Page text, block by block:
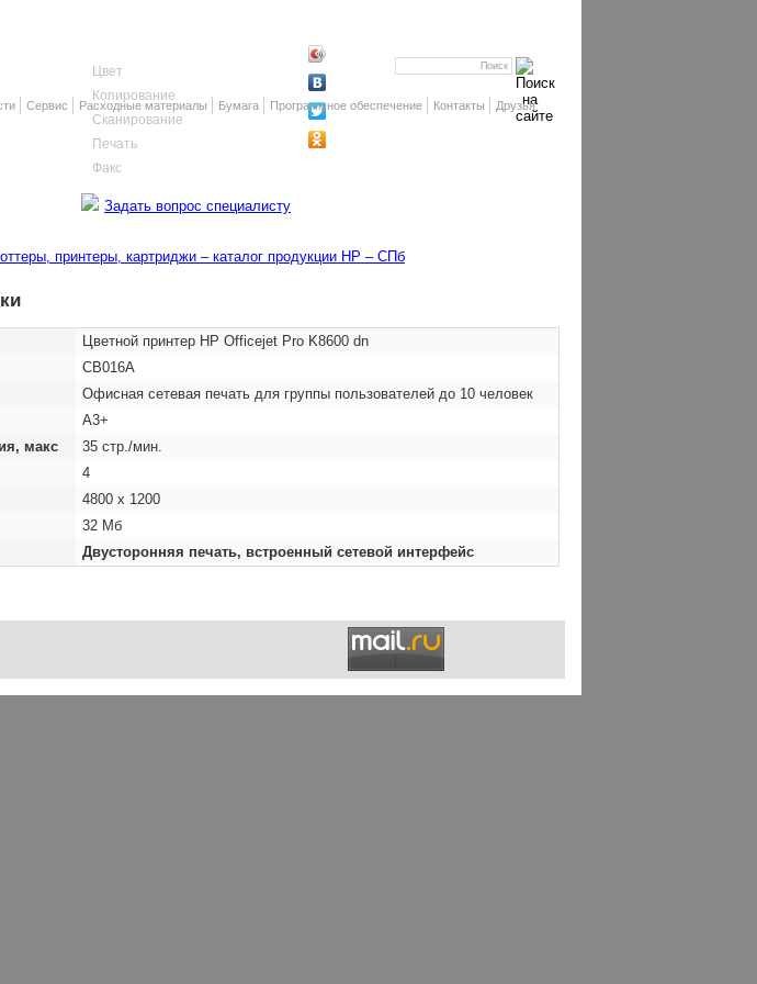
Сервис Расходные материалы Бумага Программное обеспечение Контакты Друзья
Цвет
Копирование
Сканирование
Печать
Факс
Задать вопрос специалисту
принтеры, картриджи – каталог продукции HP – СПб
Цветной принтер HP Officejet Pro K8600 dn
CB016A
Офисная сетевая печать для группы пользователей до 10 человек
А3+
макс
35 стр./мин.
4
4800 x 1200
32 Мб
Двусторонняя печать, встроенный сетевой интерфейс